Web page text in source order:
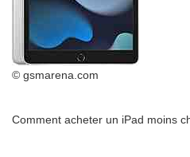
© gsmarena.com
Comment acheter un iPad moins